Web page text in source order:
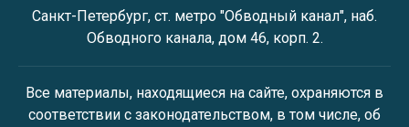
Санкт-Петербург, ст. метро "Обводный канал", наб.
Обводного канала, дом 46, корп. 2.
Все материалы, находящиеся на сайте, охраняются в
соответствии с законодательством, в том числе, об